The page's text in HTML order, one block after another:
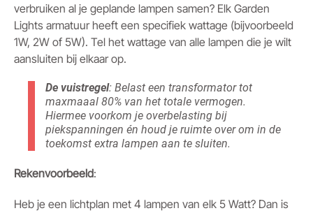
verbruiken al je geplande lampen samen? Elk Garden
Lights armatuur heeft een specifiek wattage (bijvoorbeeld
1W, 2W of 5W). Tel het wattage van alle lampen die je wilt
aansluiten bij elkaar op.
De vuistregel: Belast een transformator tot
maxmaaal 80% van het totale vermogen.
Hiermee voorkom je overbelasting bij
piekspanningen én houd je ruimte over om in de
toekomst extra lampen aan te sluiten.
Rekenvoorbeeld:
Heb je een lichtplan met 4 lampen van elk 5 Watt? Dan is